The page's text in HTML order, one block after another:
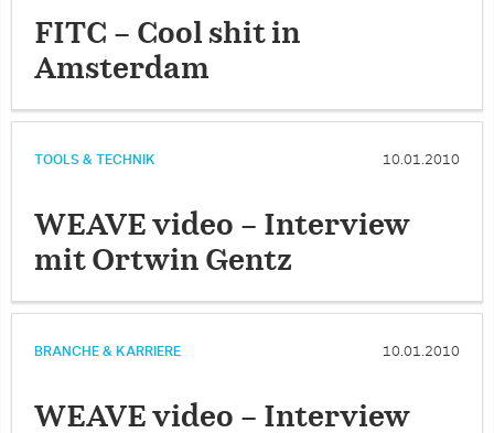
FITC – Cool shit in
Amsterdam
TOOLS & TECHNIK 10.01.2010
WEAVE video – Interview
mit Ortwin Gentz
BRANCHE & KARRIERE 10.01.2010
WEAVE video – Interview